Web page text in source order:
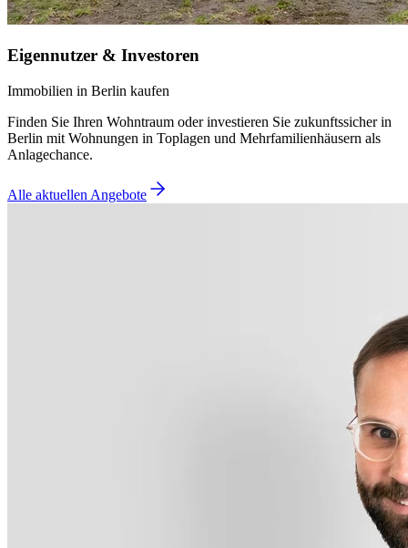
Eigennutzer & Investoren
Immobilien in Berlin kaufen
Finden Sie Ihren Wohntraum oder investieren Sie zukunftssicher in
Berlin mit Wohnungen in Toplagen und Mehrfamilienhäusern als
Anlagechance.
Alle aktuellen Angebote